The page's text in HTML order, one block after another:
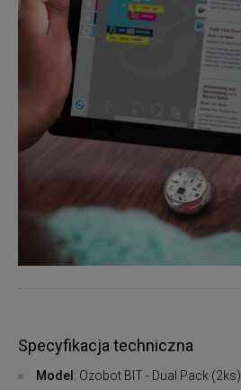
Specyfikacja techniczna
Model : Ozobot BIT - Dual Pack (2ks)